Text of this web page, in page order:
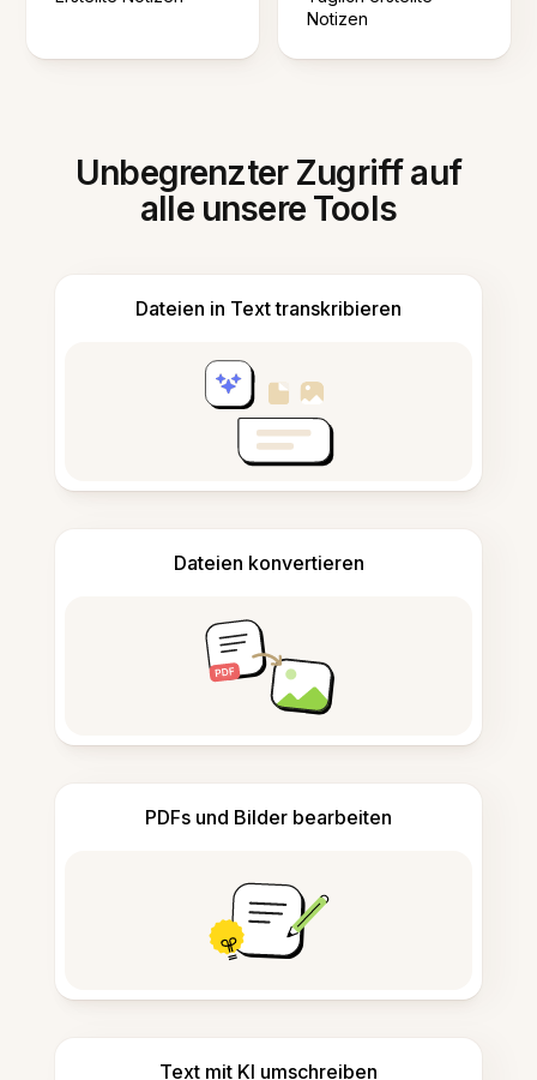
Notizen
Unbegrenzter Zugriff auf
alle unsere Tools
Dateien in Text transkribieren
Dateien konvertieren
PDFs und Bilder bearbeiten
Text mit KI umschreiben